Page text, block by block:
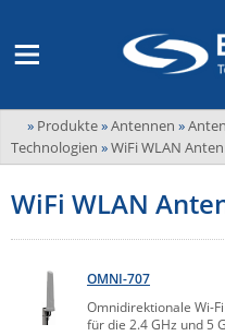
M2M Router, Antennen,
SD-WAN & Bonding
Antennen
Adder
ADEL system
Advantech
Advantech-Conel
AKCP / AKCess Pro
Amit
Übersicht
Wissen
Veranstaltungen
LAGERABVERKAUF
Unternehmen
Ansprechpersonen
Jobs & Karriere
» Produkte»Antennen »
Technologien »WiFi WLAN
WiFi WLAN
OMNI-707
Omnidirektionale Wi-
für die 2.4 GHz und 5